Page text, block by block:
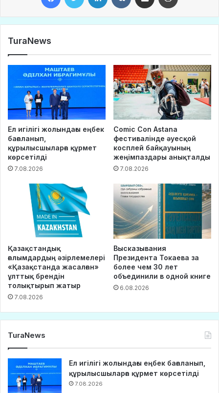
TuraNews
Ел игілігі жолындағы еңбек
бағаланып,
құрылысшыларға құрмет
көрсетілді
7.08.2026
Comic Con Astana
фестивалінде әуесқой
косплей байқауының
жеңімпаздары анықталды
7.08.2026
Қазақстандық
ғалымдардың әзірлемелері
«Қазақстанда жасалған»
ұлттық брендін
толықтырып жатыр
7.08.2026
Высказывания
Президента Токаева за
более чем 30 лет
объединили в одной книге
6.08.2026
TuraNews
Ел игілігі жолындағы еңбек бағаланып,
құрылысшыларға құрмет көрсетілді
7.08.2026